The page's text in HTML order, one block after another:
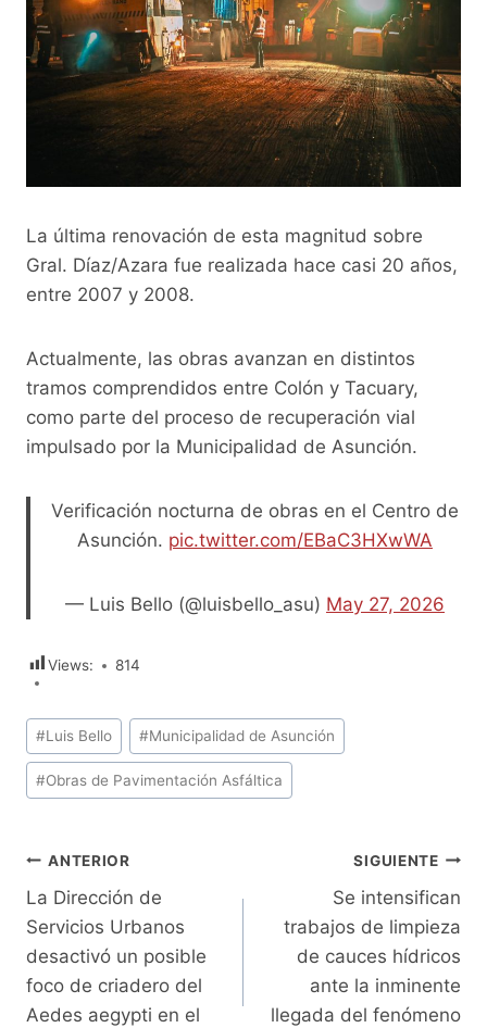
La última renovación de esta magnitud sobre
Gral. Díaz/Azara fue realizada hace casi 20 años,
entre 2007 y 2008.
Actualmente, las obras avanzan en distintos
tramos comprendidos entre Colón y Tacuary,
como parte del proceso de recuperación vial
impulsado por la Municipalidad de Asunción.
Verificación nocturna de obras en el Centro de
Asunción. pic.twitter.com/EBaC3HXwWA
— Luis Bello (@luisbello_asu) May 27, 2026
Views: 814
Etiquetas
de
la
#Luis Bello #Municipalidad de Asunción
#Obras de Pavimentación Asfáltica
Navegación
de
entradas
ANTERIOR
La Dirección de
Servicios Urbanos
desactivó un posible
foco de criadero del
Aedes aegypti en el
SIGUIENTE
Se intensifican
trabajos de limpieza
de cauces hídricos
ante la inminente
llegada del fenómeno